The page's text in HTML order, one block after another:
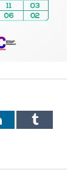
LinkedInTumblr